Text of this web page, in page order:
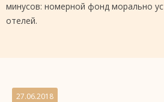
минусов: номерной фонд морально
отелей.
27.06.2018